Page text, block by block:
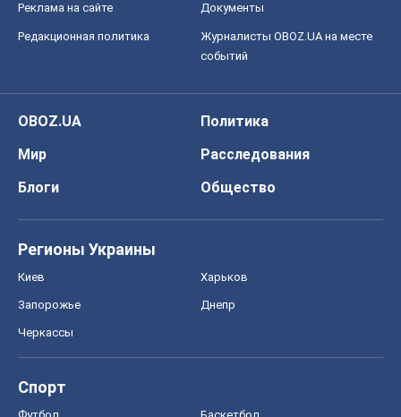
Реклама на сайте Документы
Редакционная политика
Журналисты OBOZ.UA на месте
событий
OBOZ.UA
Политика
Мир
Расследования
Блоги
Общество
Регионы Украины
Киев Харьков
Запорожье Днепр
Черкассы
Спорт